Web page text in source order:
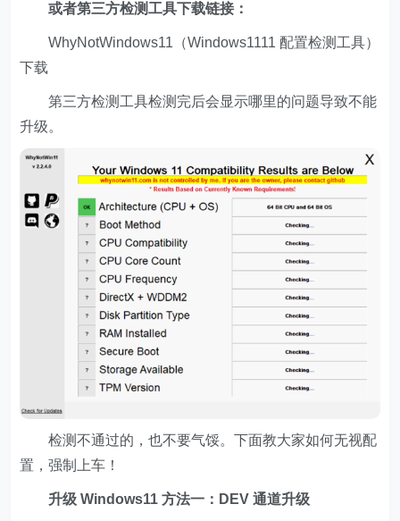
或者第三方检测工具下载链接：
WhyNotWindows11（Windows1111 配置检测工具）
下载
第三方检测工具检测完后会显示哪里的问题导致不能
升级。
检测不通过的，也不要气馁。下面教大家如何无视配
置，强制上车！
升级 Windows11 方法一：DEV 通道升级